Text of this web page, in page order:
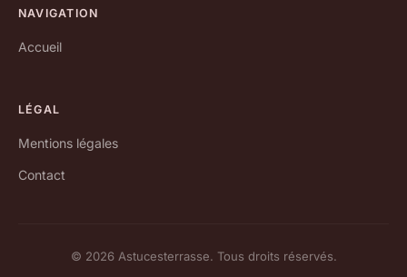
NAVIGATION
Accueil
LÉGAL
Mentions légales
Contact
© 2026 Astucesterrasse. Tous droits réservés.